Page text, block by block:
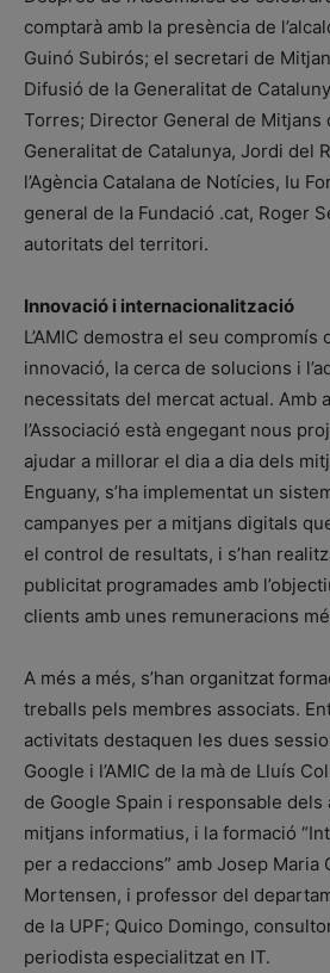
comptarà amb la presència de
Guinó Subirós; el secretari de
Difusió de la Generalitat de
Torres; Director General de Mitjans
Generalitat de Catalunya, Jordi del
l’Agència Catalana de Notícies, Iu
general de la Fundació .cat, Roger
autoritats del territori.
Innovació i internacionalització
L’AMIC demostra el seu compromís
innovació, la cerca de solucions i
necessitats del mercat actual. Amb
l’Associació està engegant nous
ajudar a millorar el dia a dia dels
Enguany, s’ha implementat un
campanyes per a mitjans digitals
el control de resultats, i s’han
publicitat programades amb
clients amb unes remuneracions
A més a més, s’han organitzat
treballs pels membres associats.
activitats destaquen les dues
Google i l’AMIC de la mà de Lluís
de Google Spain i responsable dels
mitjans informatius, i la formació
per a redaccions” amb Josep Maria
Mortensen, i professor del
de la UPF; Quico Domingo,
periodista especialitzat en IT.